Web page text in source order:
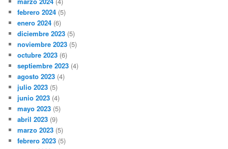
febrero 2024 (5)
enero 2024 (6)
diciembre 2023 (5)
noviembre 2023 (5)
octubre 2023 (6)
septiembre 2023 (4)
agosto 2023 (4)
julio 2023 (5)
junio 2023 (4)
mayo 2023 (5)
abril 2023 (9)
marzo 2023 (5)
febrero 2023 (5)